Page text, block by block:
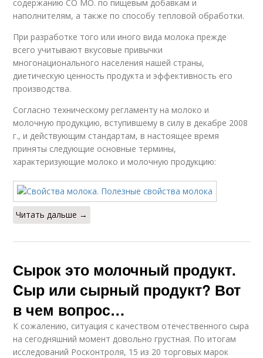
содержанию СО МО. по пищевым добавкам и
наполнителям, а также по способу тепловой обработки.
При разработке того или иного вида молока прежде
всего учитывают вкусовые привычки
многонационального населения нашей страны,
диетическую ценность продукта и эффективность его
производства.
Согласно техническому регламенту на молоко и
молочную продукцию, вступившему в силу в декабре 2008
г., и действующим стандартам, в настоящее время
приняты следующие основные термины,
характеризующие молоко и молочную продукцию:
Читать дальше →
Сырок это молочный продукт.
Cыр или сырный продукт? Вот
в чем вопрос…
К сожалению, ситуация с качеством отечественного сыра
на сегодняшний момент довольно грустная. По итогам
исследований Росконтроля, 15 из 20 торговых марок